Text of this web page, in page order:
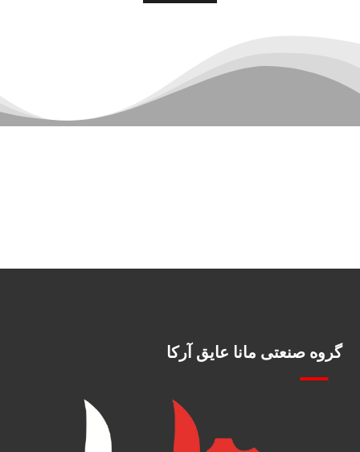
گروه صنعتی مانا عایق آرکا